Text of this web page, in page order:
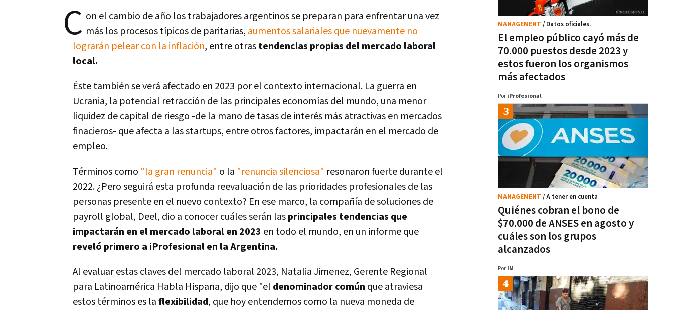
C on el cambio de año los trabajadores argentinos se preparan para enfrentar una vez
más los procesos típicos de paritarias, aumentos salariales que nuevamente no
lograrán pelear con la inflación, entre otrastendencias propias del mercado laboral
local.
Éste también se verá afectado en 2023 por el contexto internacional. La guerra en
Ucrania, la potencial retracción de las principales economías del mundo, una menor
liquidez de capital de riesgo -de la mano de tasas de interés más atractivas en mercados
finacieros- que afecta a las startups, entre otros factores, impactarán en el mercado de
empleo.
Términos como "la gran renuncia" o la "renuncia silenciosa" resonaron fuerte durante el
2022. ¿Pero seguirá esta profunda reevaluación de las prioridades profesionales de las
personas presente en el nuevo contexto? En ese marco, la compañía de soluciones de
payroll global, Deel, dio a conocer cuáles serán lasprincipales tendencias que
impactarán en el mercado laboral en 2023 en todo el mundo, en un informe que
reveló primero a iProfesional en la Argentina.
Al evaluar estas claves del mercado laboral 2023, Natalia Jimenez, Gerente Regional
para Latinoamérica Habla Hispana, dijo que "el denominador común que atraviesa
estos términos es laflexibilidad, que hoy entendemos como la nueva moneda de
El empleo público cayó más de
70.000 puestos desde 2023 y
estos fueron los organismos
más afectados
MANAGEMENT / Datos oficiales.
Por iProfesional
Quiénes cobran el bono de
$70.000 de ANSES en agosto y
cuáles son los grupos
alcanzados
MANAGEMENT / A tener en cuenta
Por IM